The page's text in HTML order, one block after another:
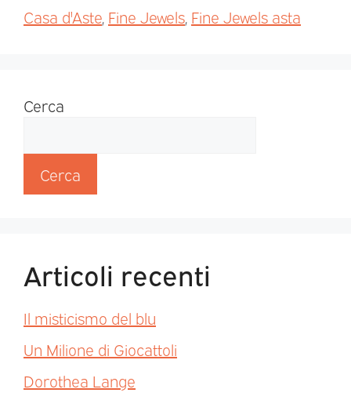
Casa d'Aste, Fine Jewels, Fine Jewels asta
Cerca
Cerca
Articoli recenti
Il misticismo del blu
Un Milione di Giocattoli
Dorothea Lange